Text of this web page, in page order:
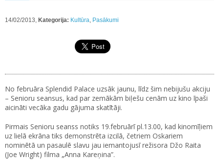
14/02/2013, Kategorija: Kultūra, Pasākumi
No februāra Splendid Palace uzsāk jaunu, līdz šim nebijušu akciju
– Senioru seansus, kad par zemākām biļešu cenām uz kino īpaši
aicināti vecāka gadu gājuma skatītāji.
Pirmais Senioru seanss notiks 19.februārī pl.13.00, kad kinomīļiem
uz lielā ekrāna tiks demonstrēta izcilā, četriem Oskariem
nominētā un pasaulē slavu jau iemantojusī režisora Džo Raita
(Joe Wright) filma „Anna Kareņina”.